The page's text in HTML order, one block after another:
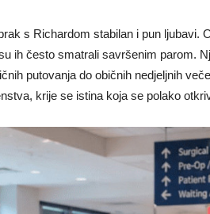
s Richardom stabilan i pun ljubavi.
ih često smatrali savršenim parom.
putovanja do običnih nedjeljnih
krije se istina koja se polako